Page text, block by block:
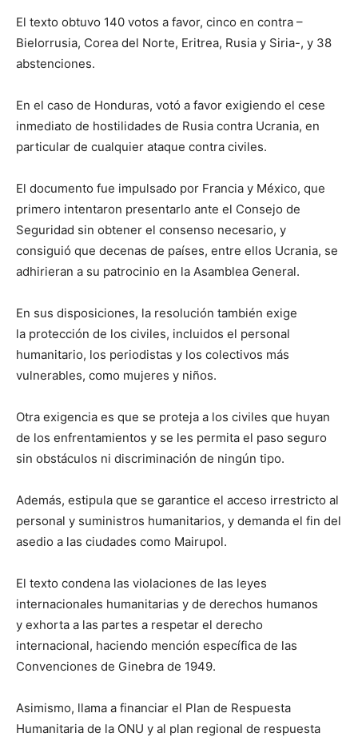
El texto obtuvo 140 votos a favor, cinco en contra –
Bielorrusia, Corea del Norte, Eritrea, Rusia y Siria-, y 38
abstenciones.
En el caso de Honduras, votó a favor exigiendo el cese
inmediato de hostilidades de Rusia contra Ucrania, en
particular de cualquier ataque contra civiles.
El documento fue impulsado por Francia y México, que
primero intentaron presentarlo ante el Consejo de
Seguridad sin obtener el consenso necesario, y
consiguió que decenas de países, entre ellos Ucrania, se
adhirieran a su patrocinio en la Asamblea General.
En sus disposiciones, la resolución también exige
la protección de los civiles, incluidos el personal
humanitario, los periodistas y los colectivos más
vulnerables, como mujeres y niños.
Otra exigencia es que se proteja a los civiles que huyan
de los enfrentamientos y se les permita el paso seguro
sin obstáculos ni discriminación de ningún tipo.
Además, estipula que se garantice el acceso irrestricto al
personal y suministros humanitarios, y demanda el fin del
asedio a las ciudades como Mairupol.
El texto condena las violaciones de las leyes
internacionales humanitarias y de derechos humanos
y exhorta a las partes a respetar el derecho
internacional, haciendo mención específica de las
Convenciones de Ginebra de 1949.
Asimismo, llama a financiar el Plan de Respuesta
Humanitaria de la ONU y al plan regional de respuesta